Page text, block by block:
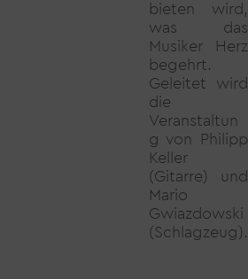
bieten wird,
was das
Musiker Herz
begehrt.
Geleitet wird
die
Veranstaltun
g von Philipp
Keller
(Gitarre) und
Mario
Gwiazdowski
(Schlagzeug).